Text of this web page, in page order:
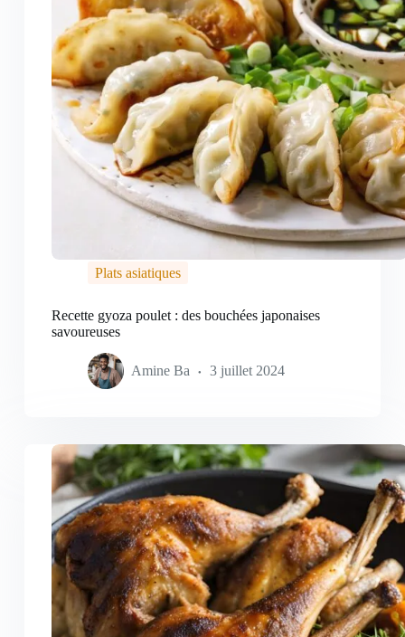
Plats asiatiques
Recette gyoza poulet : des bouchées japonaises
savoureuses
Amine Ba 3 juillet 2024